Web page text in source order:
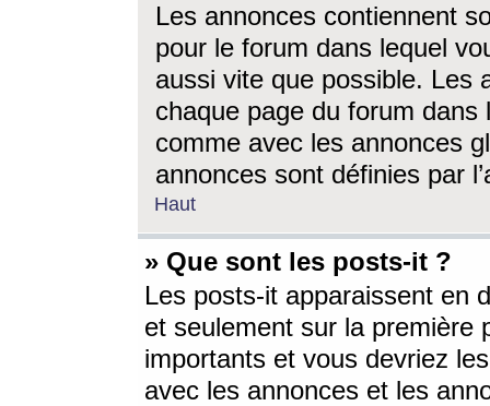
Les annonces contiennent
pour le forum dans lequel
aussi vite que possible. Les
chaque page du forum dans
comme avec les annonces
annonces sont définies par
Haut
» Que sont les posts-it ?
Les posts-it apparaissent en
et seulement sur la première
importants et vous devriez
avec les annonces et les